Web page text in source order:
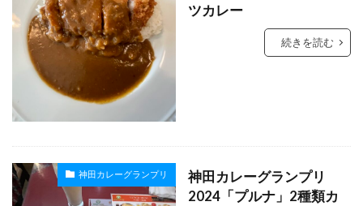
ツカレー
続きを読む
神田カレーグランプリ
神田カレーグランプリ
2024「プルナ」2種類カ